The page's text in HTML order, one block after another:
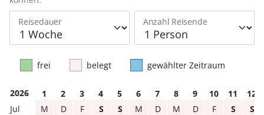
Reisedauer Anzahl Reisende
frei belegt gewählter Zeitraum
2026 1 2 3 4 5 6 7 8 9 10 11
12
M
D F S S M D M D F S
S